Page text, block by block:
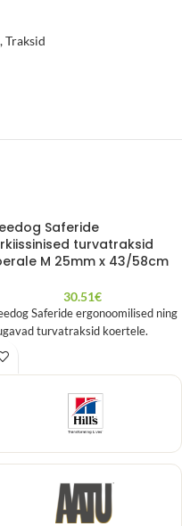
,Traksid
Saferide
turvatraksid
M 25mm x 43/58cm
30.51€
Saferide ergonoomilised ning
turvatraksid koertele.